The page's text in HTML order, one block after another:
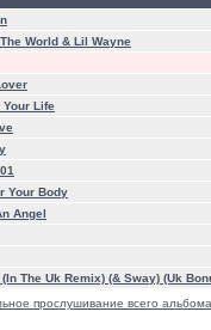
World & Lil Wayne
Your Life
Your Body
Angel
(In The Uk Remix) (& Sway) (Uk
прослушивание всего